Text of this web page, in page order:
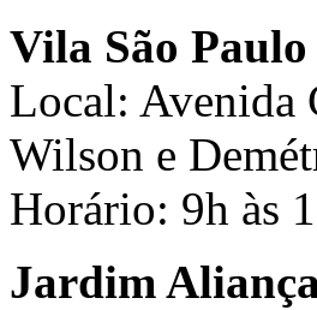
Vila São Paulo
Local: Avenida
Wilson e
Horário: 9h às
Jardim